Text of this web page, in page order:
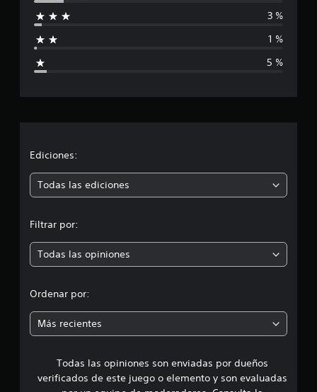
p
r
m
e
d
3 %
1 %
5 %
Ediciones:
Todas las ediciones
Filtrar por:
Todas las opiniones
Ordenar por:
Más recientes
Todas las opiniones son enviadas por dueños
verificados de este juego o elemento y son evaluadas